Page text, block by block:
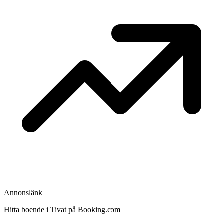
Annonslänk
Hitta boende i Tivat på Booking.com